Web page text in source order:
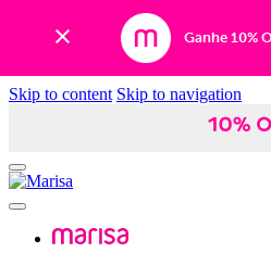
Ganhe 10%
Skip to content Skip to navigation